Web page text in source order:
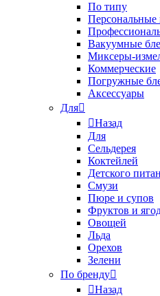
По типу
Вакуумные
Миксеры-
Коммерческие
Погружные
Аксессуары
Для
Назад
Для
Сельдерея
Коктейлей
Детского
Смузи
Пюре и супов
Фруктов и
Овощей
Льда
Орехов
Зелени
По бренду
Назад